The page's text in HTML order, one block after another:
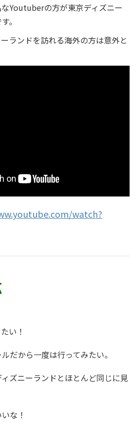
Youtuberの方が東京ディズニー
。
ランドを訪れる海外の方は意外と
watch?
い！
だから一度は行ってみたい。
ズニーランドとほとんど同じに見
な！